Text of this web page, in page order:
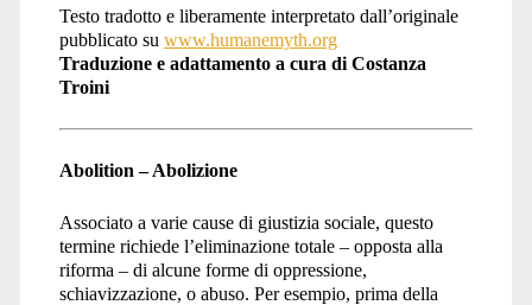
Testo tradotto e liberamente interpretato dall’originale
pubblicato su www.humanemyth.org
Traduzione e adattamento a cura di Costanza
Troini
Abolition – Abolizione
Associato a varie cause di giustizia sociale, questo
termine richiede l’eliminazione totale – opposta alla
riforma – di alcune forme di oppressione,
schiavizzazione, o abuso. Per esempio, prima della